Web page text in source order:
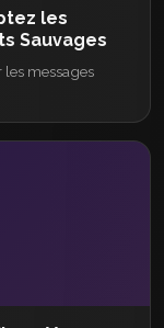
les
Sauvages
messages